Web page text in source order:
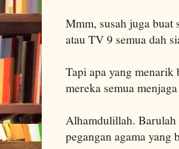
Mmm, susah juga
atau TV 9 semua dah
Tapi apa yang
mereka semua
Alhamdulillah. Barulah
pegangan agama yang